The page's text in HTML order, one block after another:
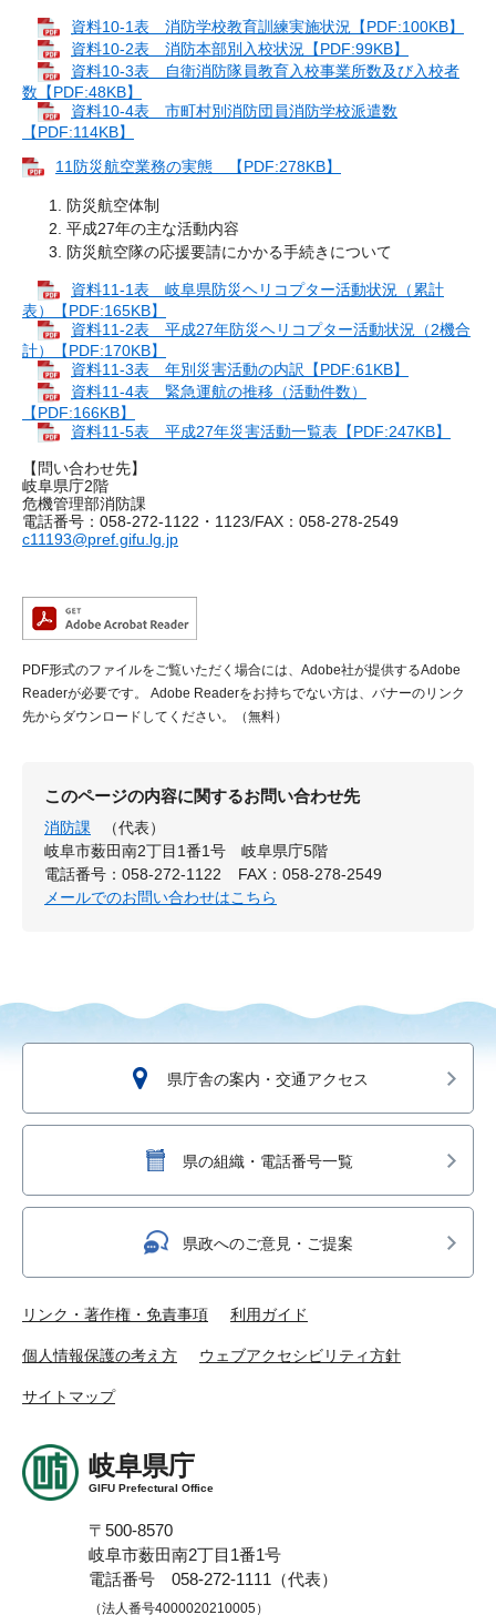
資料10-1表 消防学校教育訓練実施状況【PDF:100KB】
資料10-2表 消防本部別入校状況【PDF:99KB】
資料10-3表 自衛消防隊員教育入校事業所数及び入校者
数【PDF:48KB】
資料10-4表 市町村別消防団員消防学校派遣数
【PDF:114KB】
11防災航空業務の実態 【PDF:278KB】
防災航空体制
平成27年の主な活動内容
防災航空隊の応援要請にかかる手続きについて
資料11-1表 岐阜県防災ヘリコプター活動状況（累計
表）【PDF:165KB】
資料11-2表 平成27年防災ヘリコプター活動状況（2機合
計）【PDF:170KB】
資料11-3表 年別災害活動の内訳【PDF:61KB】
資料11-4表 緊急運航の推移（活動件数）
【PDF:166KB】
資料11-5表 平成27年災害活動一覧表【PDF:247KB】
【問い合わせ先】
岐阜県庁2階
危機管理部消防課
電話番号：058-272-1122・1123/FAX：058-278-2549
​c11193@pref.gifu.lg.jp
PDF形式のファイルをご覧いただく場合には、Adobe社が提供するAdobe
Readerが必要です。
Adobe Readerをお持ちでない方は、バナーのリンク
先からダウンロードしてください。（無料）
このページの内容に関するお問い合わせ先
消防課
（代表）
岐阜市薮田南2丁目1番1号 岐阜県庁5階
電話番号：058-272-1122
FAX：058-278-2549
メールでのお問い合わせはこちら
県庁舎の案内・交通アクセス
県の組織・電話番号一覧
県政へのご意見・ご提案
リンク・著作権・免責事項 利用ガイド
個人情報保護の考え方 ウェブアクセシビリティ方針
サイトマップ
岐阜県庁
GIFU Prefectural Office
〒500-8570
岐阜市薮田南2丁目1番1号
電話番号 058-272-1111（代表）
（法人番号4000020210005）